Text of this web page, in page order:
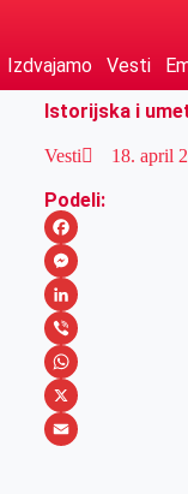
Izdvajamo Vesti
Istorijska i
Vesti 18. april
Podeli:
F
a
c
e
b
o
M
e
s
s
e
L
i
n
k
V
i
b
W
h
X